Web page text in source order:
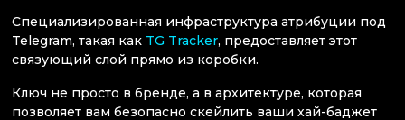
Специализированная инфраструктура атрибуции под
Telegram, такая как TG Tracker, предоставляет этот
связующий слой прямо из коробки.
Ключ не просто в бренде, а в архитектуре, которая
позволяет вам безопасно скейлить ваши хай-баджет